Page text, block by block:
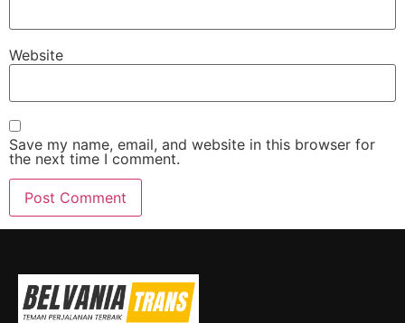
Website
Save my name, email, and website in this browser for
the next time I comment.